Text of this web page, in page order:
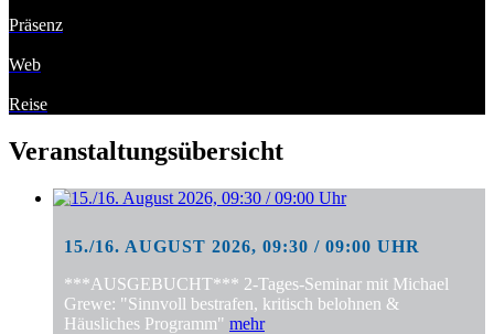
Präsenz
Web
Reise
Veranstaltungsübersicht
15./16. AUGUST 2026, 09:30 / 09:00 UHR
***AUSGEBUCHT*** 2-Tages-Seminar mit Michael
Grewe: "Sinnvoll bestrafen, kritisch belohnen &
Häusliches Programm" mehr